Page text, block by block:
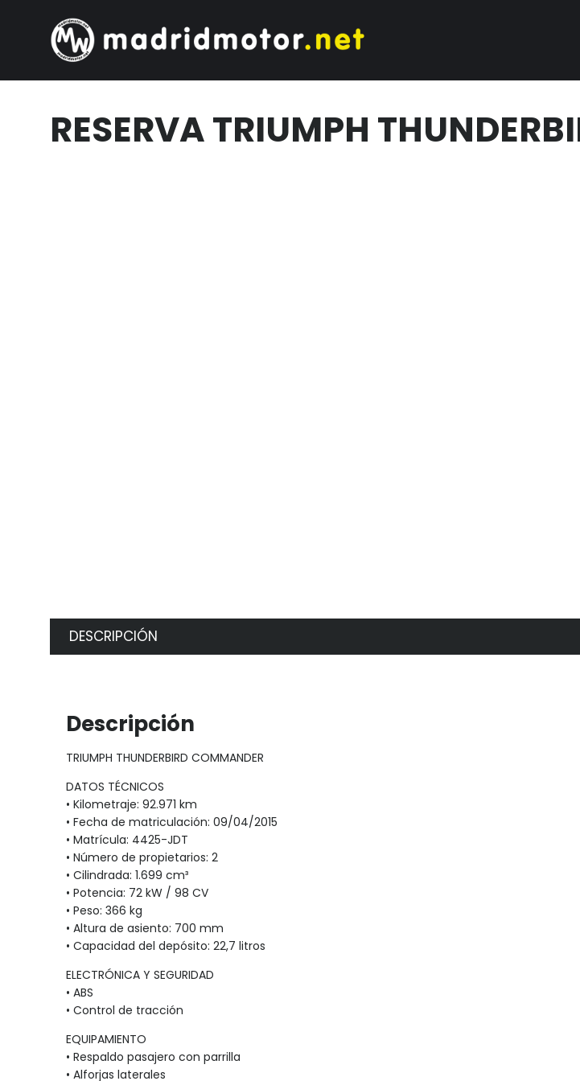
RESERVA TRIUMPH
DESCRIPCIÓN
Descripción
TRIUMPH THUNDERBIRD COMMANDER
DATOS TÉCNICOS
• Kilometraje: 92.971 km
• Fecha de matriculación: 09/04/2015
• Matrícula: 4425-JDT
• Número de propietarios: 2
• Cilindrada: 1.699 cm³
• Potencia: 72 kW / 98 CV
• Peso: 366 kg
• Altura de asiento: 700 mm
• Capacidad del depósito: 22,7 litros
ELECTRÓNICA Y SEGURIDAD
• ABS
• Control de tracción
EQUIPAMIENTO
• Respaldo pasajero con parrilla
• Alforjas laterales